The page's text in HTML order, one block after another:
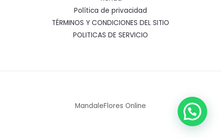
Política de privacidad
TÉRMINOS Y CONDICIONES DEL SITIO
POLITICAS DE SERVICIO
MandaleFlores Online